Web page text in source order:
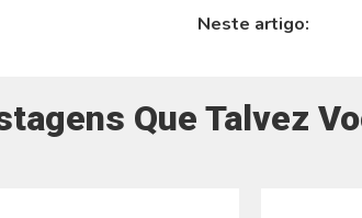
Neste artigo:
Que Talvez